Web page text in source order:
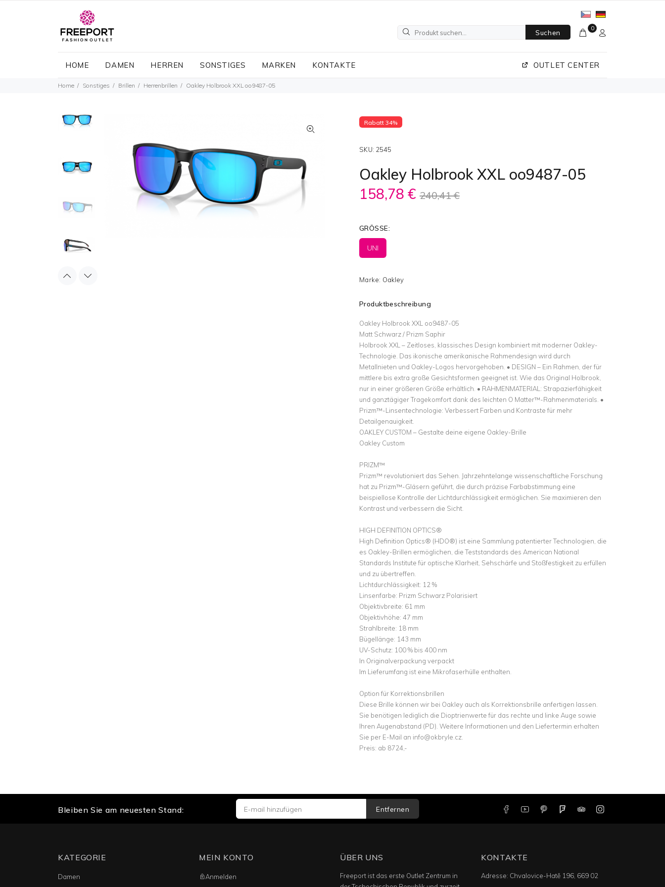
Suchen
0
HOME DAMEN HERREN SONSTIGES MARKEN KONTAKTE OUTLET CENTER
Home Sonstiges Brillen Herrenbrillen Oakley Holbrook XXL oo9487-05
Rabatt 34%
SKU: 2545
Oakley Holbrook XXL oo9487-05
158,78 € 240,41 €
GRÖSSE:
UNI
Marke: Oakley
Produktbeschreibung
Oakley Holbrook XXL oo9487-05
Matt Schwarz / Prizm Saphir
Holbrook XXL – Zeitloses, klassisches Design kombiniert mit moderner Oakley-
Technologie. Das ikonische amerikanische Rahmendesign wird durch
Metallnieten und Oakley-Logos hervorgehoben. • DESIGN – Ein Rahmen, der für
mittlere bis extra große Gesichtsformen geeignet ist. Wie das Original Holbrook,
nur in einer größeren Größe erhältlich. • RAHMENMATERIAL: Strapazierfähigkeit
und ganztägiger Tragekomfort dank des leichten O Matter™-Rahmenmaterials. •
Prizm™-Linsentechnologie: Verbessert Farben und Kontraste für mehr
Detailgenauigkeit.
OAKLEY CUSTOM – Gestalte deine eigene Oakley-Brille
Oakley Custom
PRIZM™
Prizm™ revolutioniert das Sehen. Jahrzehntelange wissenschaftliche Forschung
hat zu Prizm™-Gläsern geführt, die durch präzise Farbabstimmung eine
beispiellose Kontrolle der Lichtdurchlässigkeit ermöglichen. Sie maximieren den
Kontrast und verbessern die Sicht.
HIGH DEFINITION OPTICS®
High Definition Optics® (HDO®) ist eine Sammlung patentierter Technologien, die
es Oakley-Brillen ermöglichen, die Teststandards des American National
Standards Institute für optische Klarheit, Sehschärfe und Stoßfestigkeit zu erfüllen
und zu übertreffen.
Lichtdurchlässigkeit: 12 %
Linsenfarbe: Prizm Schwarz Polarisiert
Objektivbreite: 61 mm
Objektivhöhe: 47 mm
Strahlbreite: 18 mm
Bügellänge: 143 mm
UV-Schutz: 100 % bis 400 nm
In Originalverpackung verpackt
Im Lieferumfang ist eine Mikrofaserhülle enthalten.
Option für Korrektionsbrillen
Diese Brille können wir bei Oakley auch als Korrektionsbrille anfertigen lassen.
Sie benötigen lediglich die Dioptrienwerte für das rechte und linke Auge sowie
Ihren Augenabstand (PD). Weitere Informationen und den Liefertermin erhalten
Sie per E-Mail an info@okbryle.cz.
Preis: ab 8724,-
Bleiben Sie am neuesten Stand: Entfernen
KATEGORIE
Damen
MEIN KONTO
Anmelden
ÜBER UNS
Freeport ist das erste Outlet Zentrum in
KONTAKTE
Adresse: Chvalovice-Hatě 196, 669 02